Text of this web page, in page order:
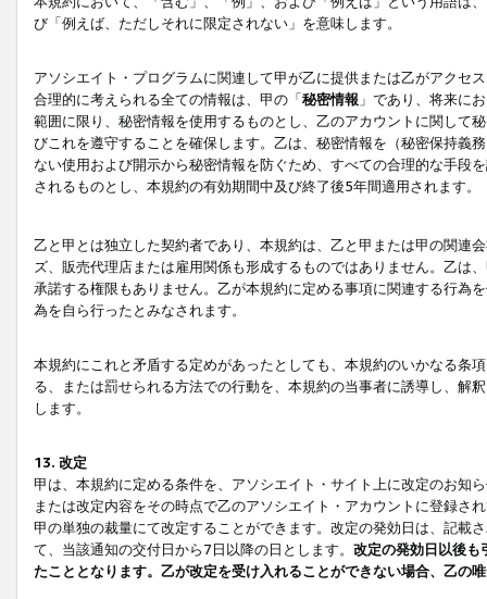
び「例えば、ただしそれに限定されない」を意味します。
アソシエイト・プログラムに関連して甲が乙に提供または乙がアクセ
合理的に考えられる全ての情報は、甲の「秘密情報 」であり、将来に
範囲に限り、秘密情報を使用するものとし、乙のアカウントに関して
びこれを遵守することを確保します。乙は、秘密情報を（秘密保持義
ない使用および開示から秘密情報を防ぐため、すべての合理的な手段
されるものとし、本規約の有効期間中及び終了後5年間適用されます。
乙と甲とは独立した契約者であり、本規約は、乙と甲または甲の関連
ズ、販売代理店または雇用関係も形成するものではありません。乙は
承諾する権限もありません。乙が本規約に定める事項に関連する行為
為を自ら行ったとみなされます。
本規約にこれと矛盾する定めがあったとしても、本規約のいかなる条
る、または罰せられる方法での行動を、本規約の当事者に誘導し、解
します。
13. 改定
甲は、本規約に定める条件を、アソシエイト・サイト上に改定のお知
または改定内容をその時点で乙のアソシエイト・アカウントに登録さ
甲の単独の裁量にて改定することができます。改定の発効日は、記載
て、当該通知の交付日から7日以降の日とします。 改定の発効日以後も
たこととなります。乙が改定を受け入れることができない場合、乙の